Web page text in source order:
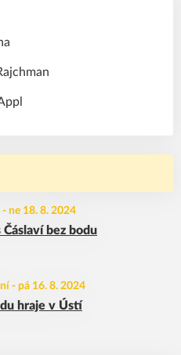
- ne 18. 8. 2024
bez bodu
- pá 16. 8. 2024
hraje v Ústí